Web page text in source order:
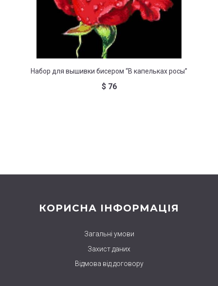
Набор для вышивки бисером “В капельках росы”
$76
КОРИСНА ІНФОРМАЦІЯ
Загальні умови
Захист даних
Відмова від договору